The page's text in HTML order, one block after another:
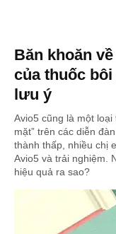
Băn khoăn
của thuốc
lưu ý
Avio5 cũng là một loại
mặt” trên các diễn
thành thấp, nhiều chị
Avio5 và trải nghiệm.
hiệu quả ra sao?